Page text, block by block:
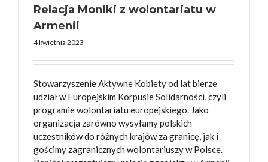
Relacja Moniki z wolontariatu w
Armenii
4 kwietnia 2023
Stowarzyszenie Aktywne Kobiety od lat bierze
udział w Europejskim Korpusie Solidarności, czyli
programie wolontariatu europejskiego. Jako
organizacja zarówno wysyłamy polskich
uczestników do różnych krajów za granicę, jak i
gościmy zagranicznych wolontariuszy w Polsce.